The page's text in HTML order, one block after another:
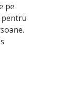
pe
pentru